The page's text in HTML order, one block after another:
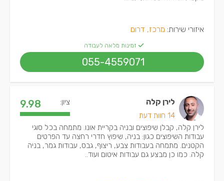
איזורי שירות: מרכז, דרום
זמינות מלאה לעבודה
055-4559071
לירן קלה
14 חוות דעת
ציון: 9.98
לירן קלה, קבלן שיפוצים ובניה בקריית אונו. מתמחה בכל סוגי
עבודות השיפוצים כגון: בניה, שיפוץ חדרי רחצה עד הפרטים
הקטנים. מתמחה בעבודות צבע, ריצוף, גבס, עבודות גמר, בניה
קלה. כמו כן מבצע גם עבודות איטום ועוד..